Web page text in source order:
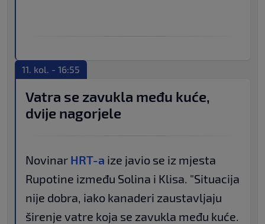
11. kol. - 16:55
Vatra se zavukla među kuće,
dvije nagorjele
Novinar HRT-a ize javio se iz mjesta
Rupotine između Solina i Klisa. "Situacija
nije dobra, iako kanaderi zaustavljaju
širenje vatre koja se zavukla među kuće.